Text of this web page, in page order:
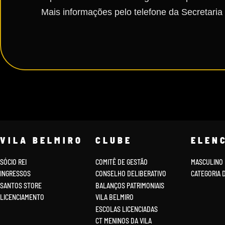
Mais informações pelo telefone da
VILA BELMIRO
SÓCIO REI
INGRESSOS
SANTOS STORE
LICENCIAMENTO
CLUBE
COMITÊ DE GESTÃO
CONSELHO DELIBERATIVO
BALANÇOS PATRIMONIAIS
VILA BELMIRO
ESCOLAS LICENCIADAS
CT MENINOS DA VILA
MASCULINO
CATEGORIA